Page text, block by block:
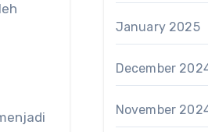
January 2025
December
November